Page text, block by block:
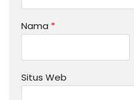
Nama *
Situs Web